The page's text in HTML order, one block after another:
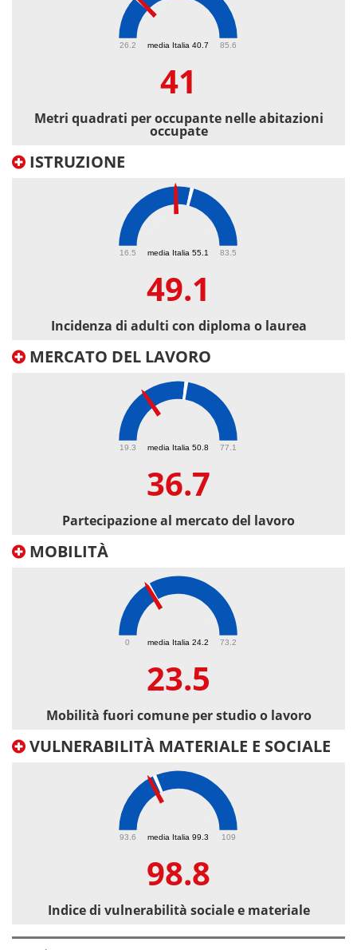
media Italia 40.7
26.2 85.6
41
Metri quadrati per occupante nelle abitazioni
occupate
ISTRUZIONE
media Italia 55.1
16.5 83.5
49.1
Incidenza di adulti con diploma o laurea
MERCATO DEL LAVORO
media Italia 50.8
19.3 77.1
36.7
Partecipazione al mercato del lavoro
MOBILITÀ
media Italia 24.2
0 73.2
23.5
Mobilità fuori comune per studio o lavoro
VULNERABILITÀ MATERIALE E SOCIALE
media Italia 99.3
93.6 109
98.8
Indice di vulnerabilità sociale e materiale